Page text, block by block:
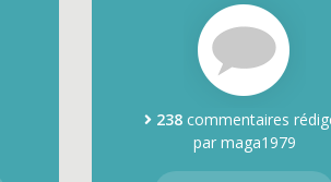
238commentaires
par maga1979